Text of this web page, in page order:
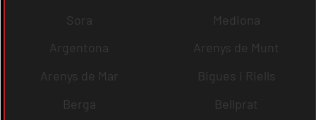
Sora
Mediona
Argentona
Arenys de Munt
Arenys de Mar
Bigues i Riells
Berga
Bellprat